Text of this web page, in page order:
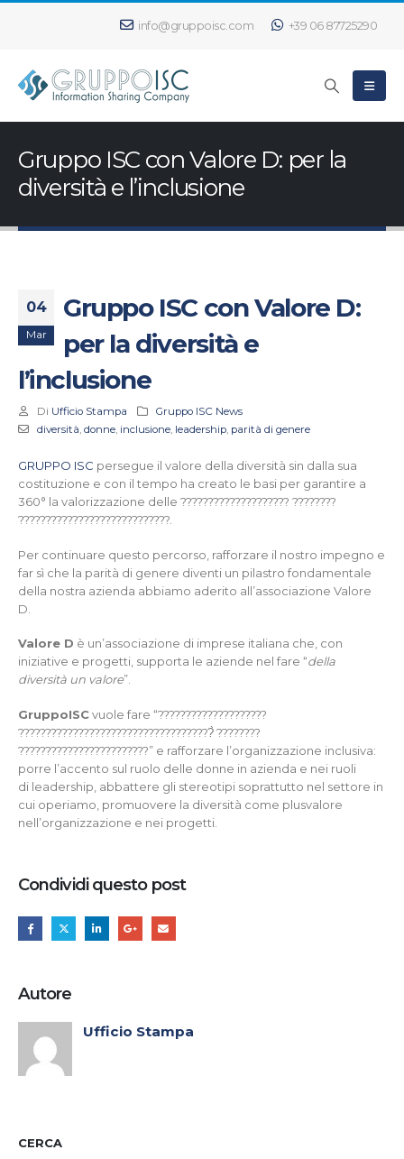
info@gruppoisc.com +39 06 87725290
Gruppo ISC con Valore D: per la
diversità e l’inclusione
04
Mar
Gruppo ISC con Valore D:
per la diversità e
l’inclusione
Di Ufficio Stampa
Gruppo ISC News
diversità, donne, inclusione, leadership, parità di genere
GRUPPO ISC persegue il valore della diversità sin dalla sua
costituzione e con il tempo ha creato le basi per garantire a
360° la valorizzazione delle ???????????????????? ????????
????????????????????????????.
Per continuare questo percorso, rafforzare il nostro impegno e
far sì che la parità di genere diventi un pilastro fondamentale
della nostra azienda abbiamo aderito all’associazione Valore
D.
Valore D è un’associazione di imprese italiana che, con
iniziative e progetti, supporta le aziende nel fare “della
diversità un valore”.
GruppoISCvuole fare “????????????????????
????????????????????????????????????̀ ????????
????????????????????????” e rafforzare l’organizzazione inclusiva:
porre l’accento sul ruolo delle donne in azienda e nei ruoli
di leadership, abbattere gli stereotipi soprattutto nel settore in
cui operiamo, promuovere la diversità come plusvalore
nell’organizzazione e nei progetti.
Condividi questo post
Autore
Ufficio Stampa
CERCA